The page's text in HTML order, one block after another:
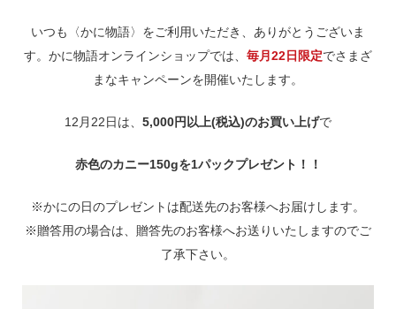
いつも〈かに物語〉をご利用いただき、ありがとうございま
す。かに物語オンラインショップでは、 毎月22日限定でさまざ
まなキャンペーンを開催いたします。
12月22日は、 5,000円以上(税込)のお買い上げで
赤色のカニー150gを1パックプレゼント！！
※かにの日のプレゼントは配送先のお客様へお届けします。
※贈答用の場合は、贈答先のお客様へお送りいたしますのでご
了承下さい。